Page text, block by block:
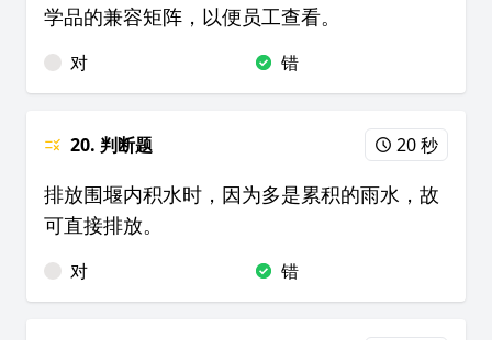
学品的兼容矩阵，以便员工查看。
对 错
20. 判断题 20 秒
排放围堰内积水时，因为多是累积的雨水，故
可直接排放。
对 错